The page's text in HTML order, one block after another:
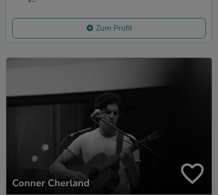
Zum Profil
Conner Cherland